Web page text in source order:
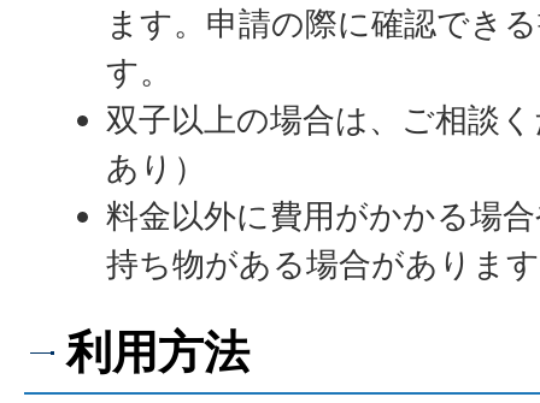
ます。申請の際に確認でき
す。
双子以上の場合は、ご相談
あり）
料金以外に費用がかかる場
持ち物がある場合がありま
利用方法